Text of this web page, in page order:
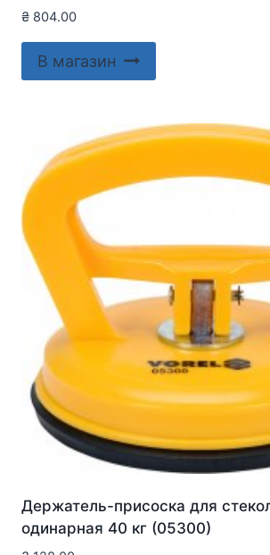
₴ 804.00
В магазин
Держатель-присоска для
одинарная 40 кг (05300)